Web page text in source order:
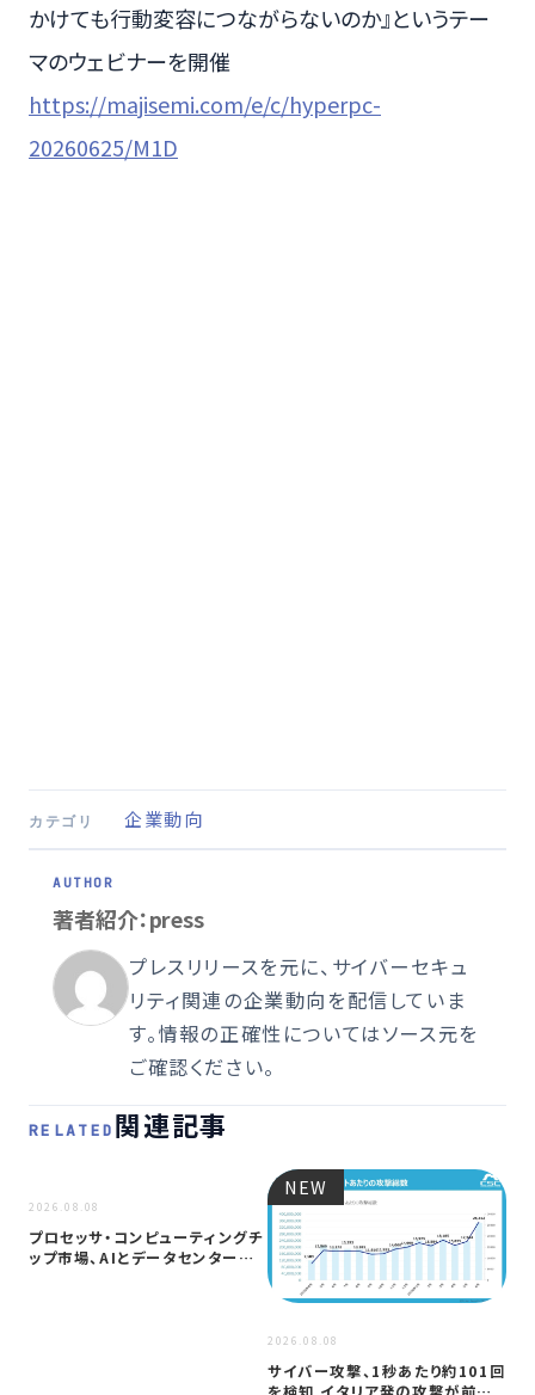
かけても行動変容につながらないのか』というテー
マのウェビナーを開催
https://majisemi.com/e/c/hyperpc-
20260625/M1D
カテゴリ 企業動向
著者紹介：press
プレスリリースを元に、サイバーセキュ
リティ関連の企業動向を配信していま
す。情報の正確性についてはソース元を
ご確認ください。
RELATED 関連記事
2026.08.08
プロセッサ・コンピューティングチ
ップ市場、AIとデータセンター需
NEW
2026.08.08
サイバー攻撃、1秒あたり約101回